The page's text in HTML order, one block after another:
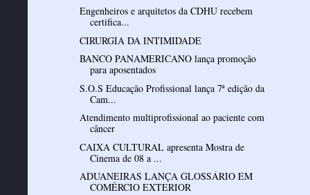
Engenheiros e arquitetos da CDHU recebem
certifica...
CIRURGIA DA INTIMIDADE
BANCO PANAMERICANO lança promoção
para aposentados
S.O.S Educação Profissional lança 7ª edição da
Cam...
Atendimento multiprofissional ao paciente com
câncer
CAIXA CULTURAL apresenta Mostra de
Cinema de 08 a ...
ADUANEIRAS LANÇA GLOSSÁRIO EM
COMÉRCIO EXTERIOR